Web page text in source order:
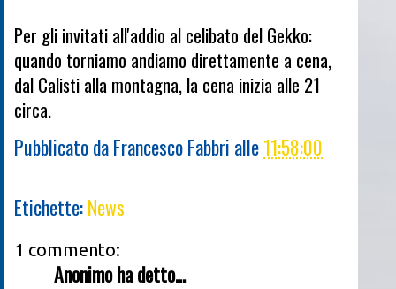
Per gli invitati all'addio al celibato del Gekko:
quando torniamo andiamo direttamente a cena,
dal Calisti alla montagna, la cena inizia alle 21
circa.
Pubblicato daFrancesco Fabbri alle11:58:00
Etichette:News
1 commento:
Anonimo ha detto...